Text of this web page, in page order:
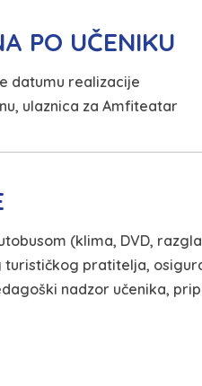
PO UČENIKU
datumu realizacije
ulaznica za Amfiteatar
(klima, DVD,
turističkog pratitelja,
nadzor učenika,